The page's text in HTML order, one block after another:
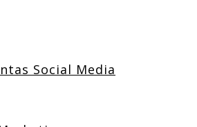
Social Media